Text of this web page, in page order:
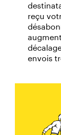
reçu
envois